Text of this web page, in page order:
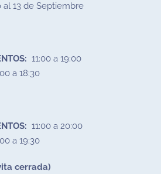
al 13 de Septiembre
11:00 a 19:00
a 18:30
11:00 a 20:00
a 19:30
cerrada)